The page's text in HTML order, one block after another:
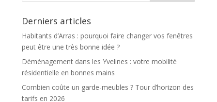
Derniers articles
Habitants d’Arras : pourquoi faire changer vos fenêtres
peut être une très bonne idée ?
Déménagement dans les Yvelines : votre mobilité
résidentielle en bonnes mains
Combien coûte un garde-meubles ? Tour d’horizon des
tarifs en 2026